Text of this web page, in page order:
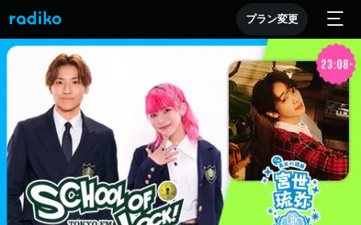
プラン変更